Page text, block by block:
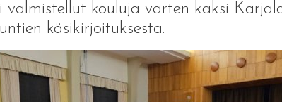
valmistellut kouluja varten kaksi
käsikirjoituksesta.